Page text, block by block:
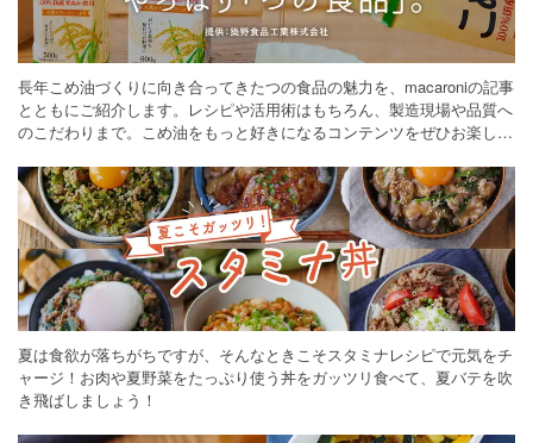
長年こめ油づくりに向き合ってきたつの食品の魅力を、macaroniの記事
とともにご紹介します。レシピや活用術はもちろん、製造現場や品質へ
のこだわりまで。こめ油をもっと好きになるコンテンツをぜひお楽しみ
夏は食欲が落ちがちですが、そんなときこそスタミナレシピで元気をチ
ャージ！お肉や夏野菜をたっぷり使う丼をガッツリ食べて、夏バテを吹
き飛ばしましょう！